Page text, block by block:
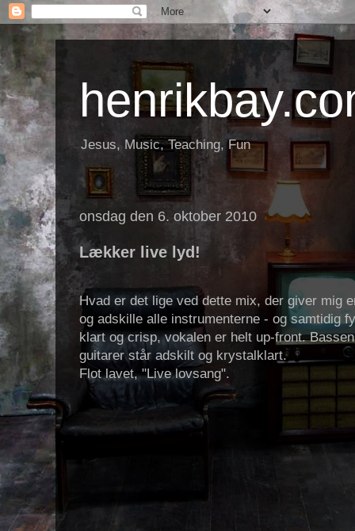
Jesus, Music, Teaching, Fun
onsdag den 6. oktober 2010
Lækker live lyd!
Hvad er det lige ved dette mix, der giver mig
og adskille alle instrumenterne - og samtidig
klart og crisp, vokalen er helt up-front.
guitarer står adskilt og krystalklart.
Flot lavet, "Live lovsang".